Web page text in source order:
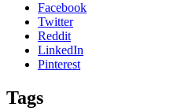
Facebook
Twitter
Reddit
LinkedIn
Pinterest
Tags